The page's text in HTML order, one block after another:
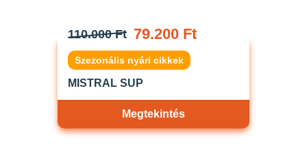
110.000 Ft 79.200 Ft
Szezonális nyári cikkek
MISTRAL SUP
Megtekintés